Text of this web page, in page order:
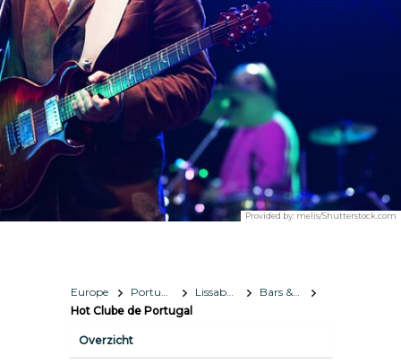
Provided by: melis/Shutterstock.com
Europe Portugal Lissabon
Bars & nachtleven
Hot Clube de Portugal
Overzicht